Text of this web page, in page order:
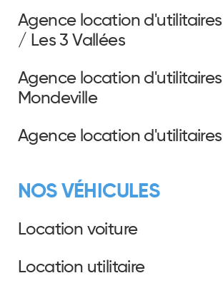
Agence location
/ Les 3 Vallées
Agence location
Mondeville
Agence location
NOS VÉHICULES
Location voiture
Location utilitaire